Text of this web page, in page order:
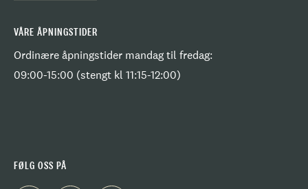
VÅRE ÅPNINGSTIDER
Ordinære åpningstider mandag til fredag:
09:00-15:00 (stengt kl 11:15-12:00)
FØLG OSS PÅ